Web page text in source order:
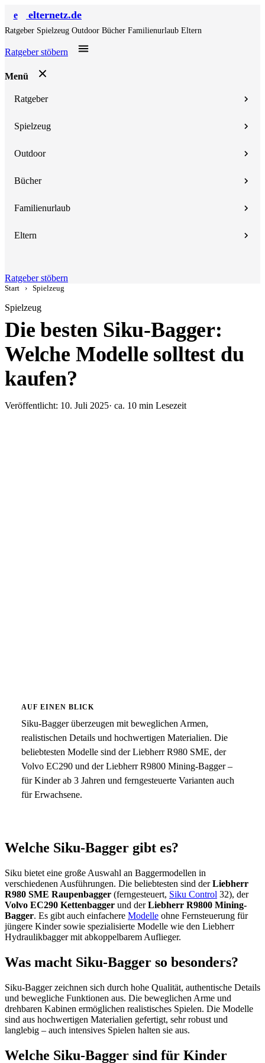
e elternetz.de
Ratgeber Spielzeug Outdoor Bücher Familienurlaub Eltern
Ratgeber stöbern
Menü
Ratgeber
Spielzeug
Outdoor
Bücher
Familienurlaub
Eltern
Ratgeber stöbern
Start › Spielzeug
Spielzeug
Die besten Siku-Bagger:
Welche Modelle solltest du
kaufen?
Veröffentlicht: 10. Juli 2025· ca. 10 min Lesezeit
AUF EINEN BLICK
Siku-Bagger überzeugen mit beweglichen Armen,
realistischen Details und hochwertigen Materialien. Die
beliebtesten Modelle sind der Liebherr R980 SME, der
Volvo EC290 und der Liebherr R9800 Mining-Bagger –
für Kinder ab 3 Jahren und ferngesteuerte Varianten auch
für Erwachsene.
Welche Siku-Bagger gibt es?
Siku bietet eine große Auswahl an Baggermodellen in
verschiedenen Ausführungen. Die beliebtesten sind derLiebherr
R980 SME Raupenbagger (ferngesteuert, Siku Control 32), der
Volvo EC290 Kettenbagger und derLiebherr R9800 Mining-
Bagger. Es gibt auch einfachere Modelle ohne Fernsteuerung für
jüngere Kinder sowie spezialisierte Modelle wie den Liebherr
Hydraulikbagger mit abkoppelbarem Auflieger.
Was macht Siku-Bagger so besonders?
Siku-Bagger zeichnen sich durch hohe Qualität, authentische Details
und bewegliche Funktionen aus. Die beweglichen Arme und
drehbaren Kabinen ermöglichen realistisches Spielen. Die Modelle
sind aus hochwertigen Materialien gefertigt, sehr robust und
langlebig – auch intensives Spielen halten sie aus.
Welche Siku-Bagger sind für Kinder